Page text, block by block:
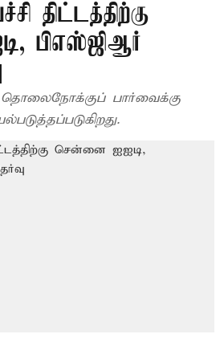
திட்டத்திற்கு
பிஎஸ்ஜிஆர்
பார்வைக்கு